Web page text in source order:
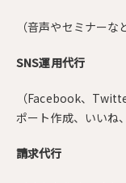
（音声やセミナーな
SNS運用代行
（Facebook、
ポート作成、いいね
請求代行